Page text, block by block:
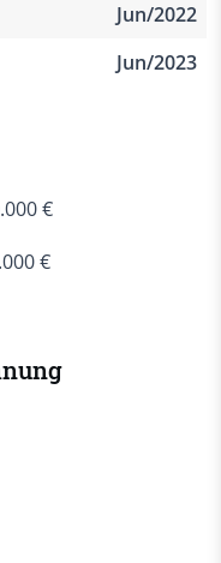
Jun/2022
Jun/2023
€
€